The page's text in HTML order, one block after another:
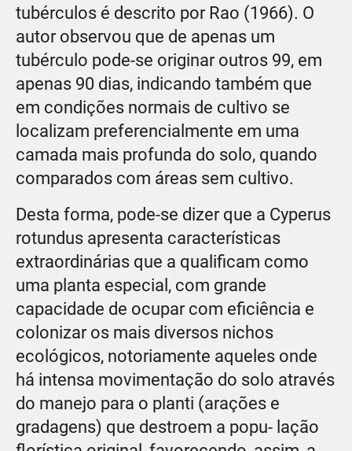
tubérculos é descrito por Rao (1966). O
autor observou que de apenas um
tubérculo pode-se originar outros 99, em
apenas 90 dias, indicando também que
em condições normais de cultivo se
localizam preferencialmente em uma
camada mais profunda do solo, quando
comparados com áreas sem cultivo.
Desta forma, pode-se dizer que a Cyperus
rotundus apresenta características
extraordinárias que a qualificam como
uma planta especial, com grande
capacidade de ocupar com eficiência e
colonizar os mais diversos nichos
ecológicos, notoriamente aqueles onde
há intensa movimentação do solo através
do manejo para o planti (arações e
gradagens) que destroem a popu- lação